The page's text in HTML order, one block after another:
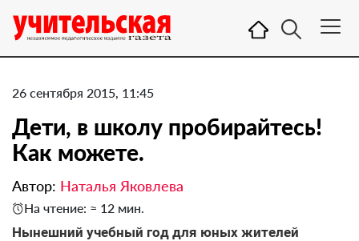
26 сентября 2015, 11:45
Дети, в школу пробирайтесь!
Как можете.
Автор: Наталья Яковлева
На чтение: ≈ 12 мин.
​Нынешний учебный год для юных жителей